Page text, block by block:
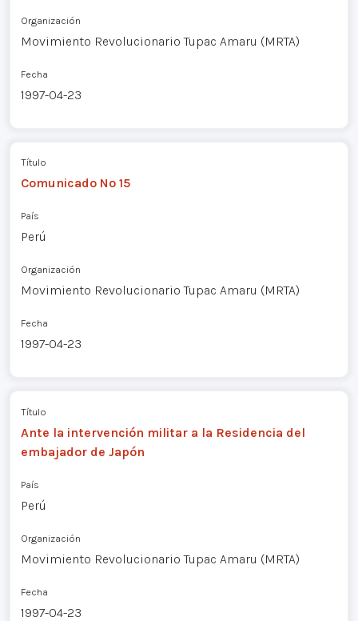
Organización
Movimiento Revolucionario Tupac Amaru (MRTA)
Fecha
1997-04-23
Título
Comunicado Nº 15
País
Perú
Organización
Movimiento Revolucionario Tupac Amaru (MRTA)
Fecha
1997-04-23
Título
Ante la intervención militar a la Residencia del
embajador de Japón
País
Perú
Organización
Movimiento Revolucionario Tupac Amaru (MRTA)
Fecha
1997-04-23